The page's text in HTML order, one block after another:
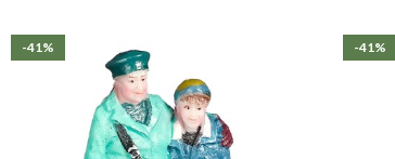
-41% -41%